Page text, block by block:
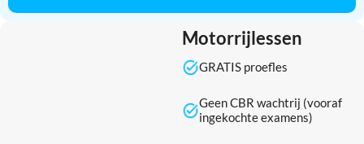
Motorrijlessen
GRATIS proefles
Geen CBR wachtrij (vooraf
ingekochte examens)